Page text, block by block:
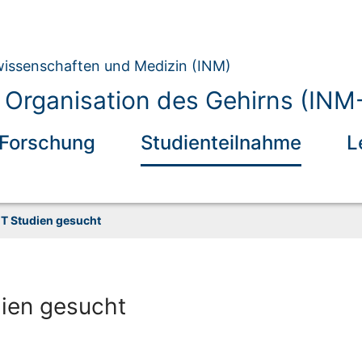
und Medizin (INM)
des Gehirns
Studienteilnahme
Studien gesucht
gesucht